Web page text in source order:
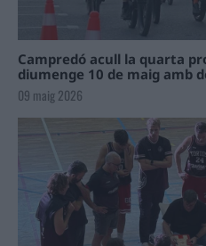
Campredó acull la quarta
diumenge 10 de maig amb
09 maig 2026